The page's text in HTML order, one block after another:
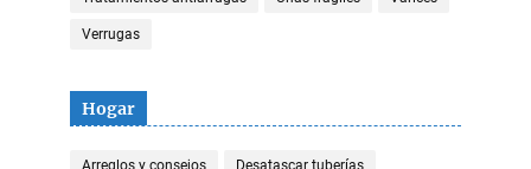
Verrugas
Hogar